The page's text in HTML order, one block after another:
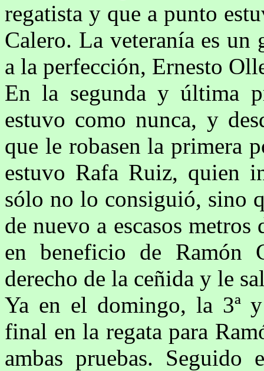
regatista y que a punto
Calero. La veteranía es
a la perfección, Ernesto
En la segunda y última
estuvo como nunca, y
que le robasen la primera
estuvo Rafa Ruiz, quien
sólo no lo consiguió, sino
de nuevo a escasos
en beneficio de Ramón
derecho de la ceñida y le
Ya en el domingo, la 3ª
final en la regata para
ambas pruebas.